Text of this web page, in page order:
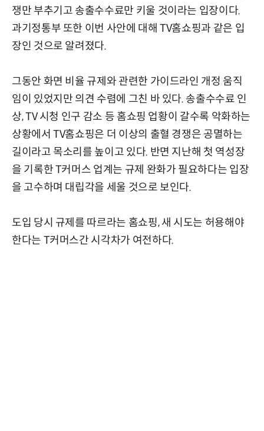
쟁만 부추기고 송출수수료만 키울 것이라는 입장이다.
과기정통부 또한 이번 사안에 대해 TV홈쇼핑과 같은 입
장인 것으로 알려졌다.
그동안 화면 비율 규제와 관련한 가이드라인 개정 움직
임이 있었지만 의견 수렴에 그친 바 있다. 송출수수료 인
상, TV 시청 인구 감소 등 홈쇼핑 업황이 갈수록 악화하는
상황에서 TV홈쇼핑은 더 이상의 출혈 경쟁은 공멸하는
길이라고 목소리를 높이고 있다. 반면 지난해 첫 역성장
을 기록한 T커머스 업계는 규제 완화가 필요하다는 입장
을 고수하며 대립각을 세울 것으로 보인다.
도입 당시 규제를 따르라는 홈쇼핑, 새 시도는 허용해야
한다는 T커머스간 시각차가 여전하다.